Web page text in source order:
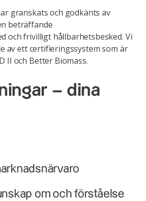
granskats och godkänts av
beträffande
och frivilligt hållbarhetsbesked. Vi
av ett certifieringssystem som är
II och Better Biomass.
– dina
om och förståelse